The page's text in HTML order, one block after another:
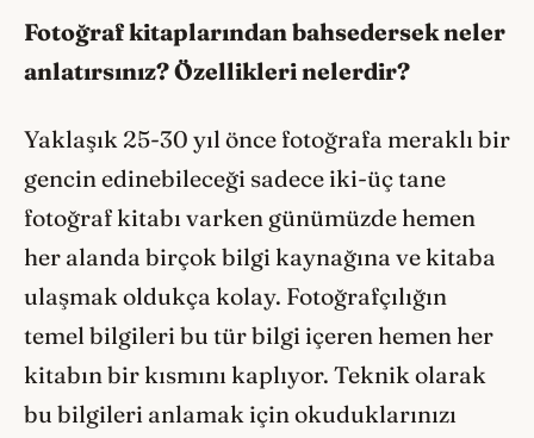
Fotoğraf kitaplarından bahsedersek neler
anlatırsınız? Özellikleri nelerdir?
Yaklaşık 25-30 yıl önce fotoğrafa meraklı bir
gencin edinebileceği sadece iki-üç tane
fotoğraf kitabı varken günümüzde hemen
her alanda birçok bilgi kaynağına ve kitaba
ulaşmak oldukça kolay. Fotoğrafçılığın
temel bilgileri bu tür bilgi içeren hemen her
kitabın bir kısmını kaplıyor. Teknik olarak
bu bilgileri anlamak için okuduklarınızı